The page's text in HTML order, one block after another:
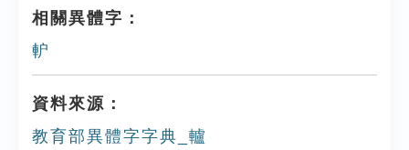
相關異體字：
䡎
資料來源：
教育部異體字字典_轤